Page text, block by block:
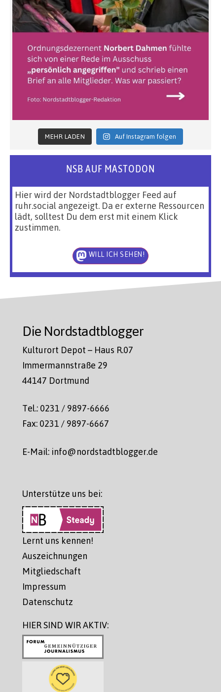
MEHR LADEN Auf Instagram folgen
NSB AUF MASTODON
Hier wird der Nordstadtblogger Feed auf
ruhr.social angezeigt. Da er externe Ressourcen
lädt, solltest Du dem erst mit einem Klick
zustimmen.
WILL ICH SEHEN!
Die Nordstadtblogger
Kulturort Depot – Haus R.07
Immermannstraße 29
44147 Dortmund
Tel.: 0231 / 9897-6666
Fax: 0231 / 9897-6667
E-Mail: info@nordstadtblogger.de
Unterstütze uns bei:
Lernt uns kennen!
Auszeichnungen
Mitgliedschaft
Impressum
Datenschutz
HIER SIND WIR AKTIV: